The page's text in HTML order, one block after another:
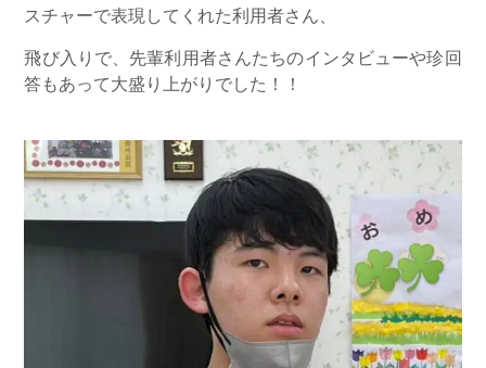
スチャーで表現してくれた利用者さん、
飛び入りで、先輩利用者さんたちのインタビューや珍回
答もあって大盛り上がりでした！！